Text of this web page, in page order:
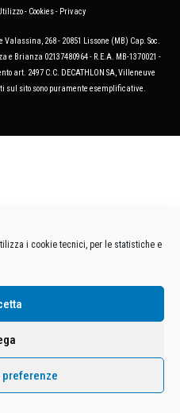
i cookie tecnici, per le statistiche e
- Cookies- Privacy
268 - 20851 Lissone (MB) Cap. Soc.
e Brianza 02137480964 - R.E.A. MB-1370021 -
art. 2497 C.C. DECATHLON SA, Villeneuve
sul sito sono puramente esemplificative.